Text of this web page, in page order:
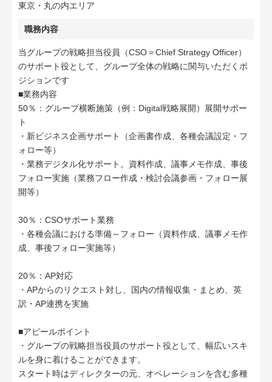
東京・丸の内エリア
職務内容
当グループの戦略担当役員（CSO＝Chief Strategy Officer）
のサポート役として、グループ全体の戦略に関与いただくポ
ジションです
■業務内容
50％：グループ横断施策（例：Digital戦略展開）展開サポー
ト
・新ビジネス企画サポート（企画書作成、各種会議設定・フ
ォロー等）
・業務デジタル化サポート。資料作成、議事メモ作成、事後
フォロー実施（業務フロー作成・検討会議参画・フォロー展
開等）
30％：CSOサポート業務
・各種会議における準備～フォロー（資料作成、議事メモ作
成、事後フォロー実施等）
20％：AP対応
・APからのリクエスト対し、国内の情報収集・まとめ、英
訳・AP連携を実施
■アピールポイント
・グループの戦略担当役員のサポート役として、幅広いスキ
ルを身に着けることができます。
スタート時はディレクターの元、オペレーションを含む多種